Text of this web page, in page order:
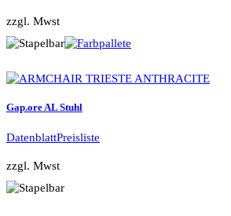
zzgl. Mwst
Gap.ore AL Stuhl
DatenblattPreisliste
zzgl. Mwst